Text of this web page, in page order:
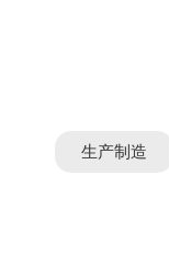
生产制造